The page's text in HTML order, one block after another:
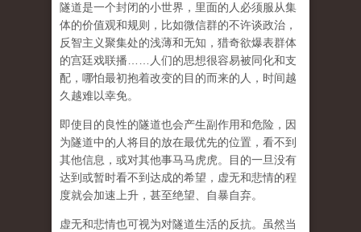
隧道是一个封闭的小世界，里面的人必须服从集
体的价值观和规则，比如微信群的不许谈政治，
反智主义聚集处的浅薄和无知，猎奇欲爆表群体
的宫廷戏联播……人们的思想很容易被同化和支
配，哪怕最初抱着改变的目的而来的人，时间越
久越难以幸免。
即使目的良性的隧道也会产生副作用和危险，因
为隧道中的人将目的放在最优先的位置，看不到
其他信息，或对其他事马马虎虎。目的一旦没有
达到或暂时看不到达成的希望，虚无和悲情的程
度就会加速上升，甚至绝望、自暴自弃。
虚无和悲情也可视为对隧道生活的反抗。虽然当